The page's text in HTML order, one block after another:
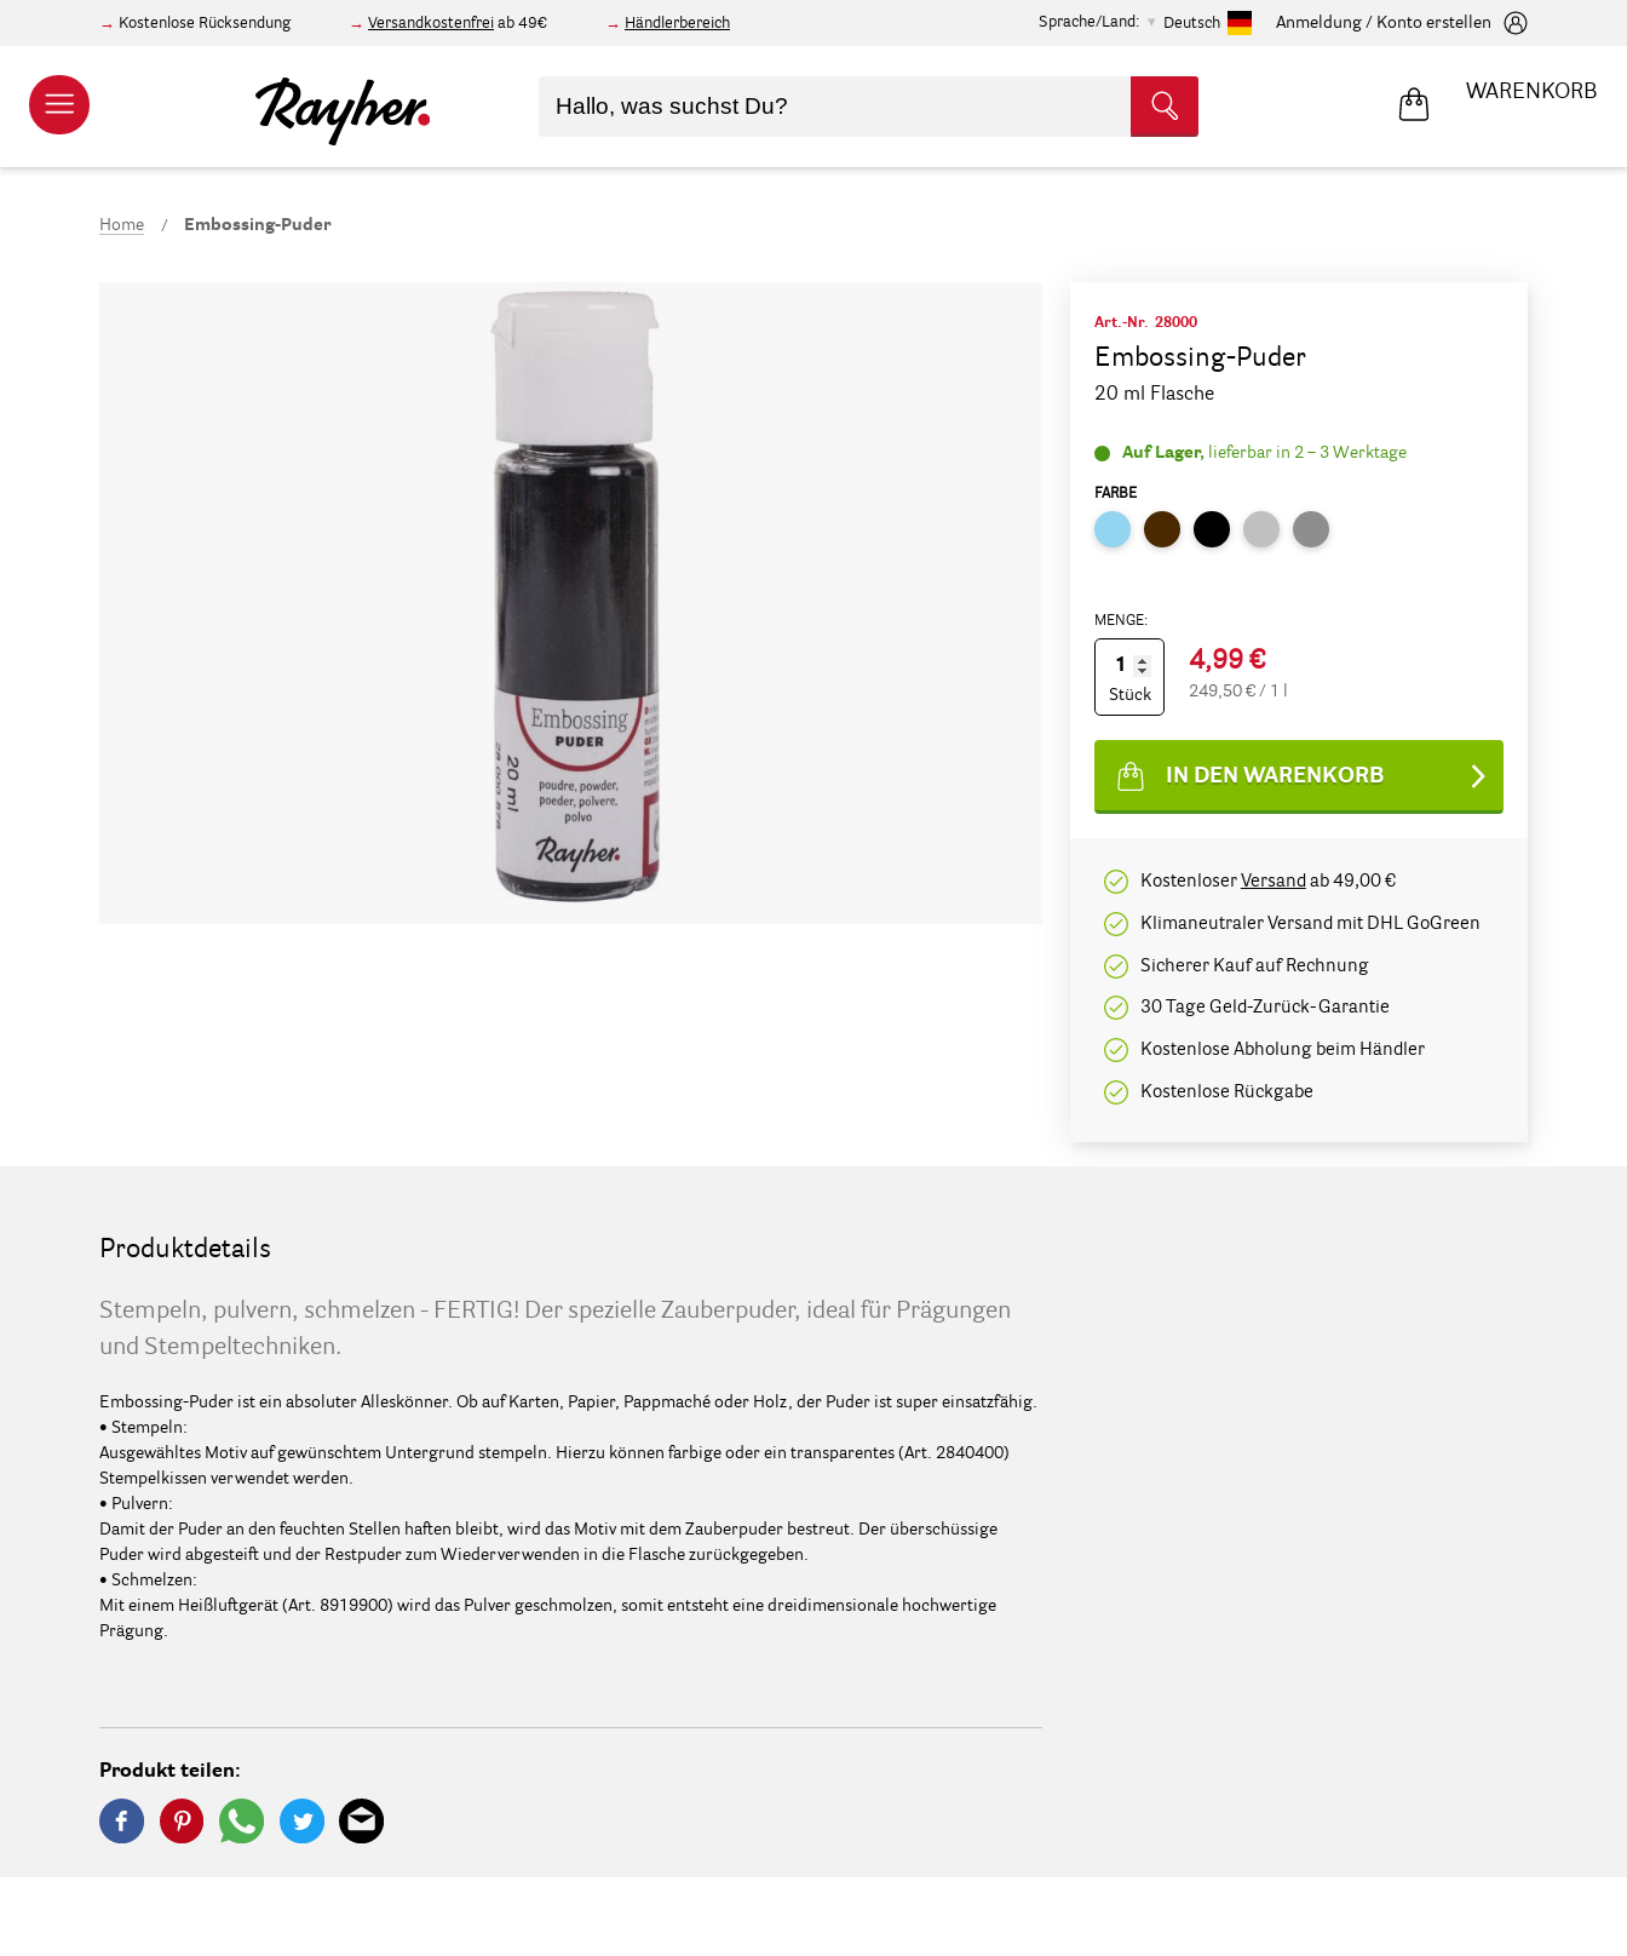
Kostenlose Rücksendung Versandkostenfrei ab 49€ Händlerbereich Sprache/Land: Deutsch Anmeldung / Konto erstellen
WARENKORB
Home Embossing-Puder
Art.-Nr. 28000
Embossing-Puder
20 ml Flasche
Auf Lager, lieferbar in 2 – 3 Werktage
MENGE:
Stück
4,99 €
249,50 € / 1 l
FARBE
IN DEN WARENKORB
KostenloserVersand ab 49,00 €
Klimaneutraler Versand mit DHL GoGreen
Sicherer Kauf auf Rechnung
30 Tage Geld-Zurück-Garantie
Kostenlose Abholung beim Händler
Kostenlose Rückgabe
Produktdetails
Stempeln, pulvern, schmelzen - FERTIG! Der spezielle Zauberpuder, ideal für Prägungen
und Stempeltechniken.
Embossing-Puder ist ein absoluter Alleskönner. Ob auf Karten, Papier, Pappmaché oder Holz, der Puder ist super einsatzfähig.
• Stempeln:
Ausgewähltes Motiv auf gewünschtem Untergrund stempeln. Hierzu können farbige oder ein transparentes (Art. 2840400)
Stempelkissen verwendet werden.
• Pulvern:
Damit der Puder an den feuchten Stellen haften bleibt, wird das Motiv mit dem Zauberpuder bestreut. Der überschüssige
Puder wird abgesteift und der Restpuder zum Wiederverwenden in die Flasche zurückgegeben.
• Schmelzen:
Mit einem Heißluftgerät (Art. 8919900) wird das Pulver geschmolzen, somit entsteht eine dreidimensionale hochwertige
Prägung.
Produkt teilen: